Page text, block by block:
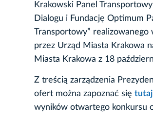
Krakowski Panel
Dialogu i Fundację Optimum
Transportowy”
przez Urząd Miasta Krakowa
Miasta Krakowa z 18
Z treścią zarządzenia
ofert można zapoznać się tutaj
wyników otwartego konkursu